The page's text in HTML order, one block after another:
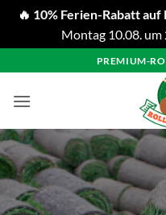
🔥 10% Ferien-Rabatt auf
Montag 10.08. um
Inhalt
springen
PREMIUM-